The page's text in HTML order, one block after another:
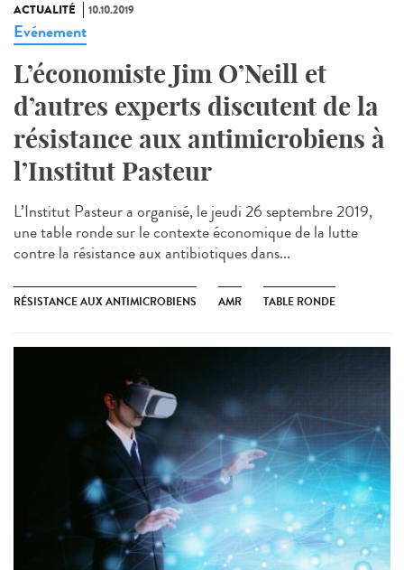
ACTUALITÉ 10.10.2019
Evénement
L’économiste Jim O’Neill et
d’autres experts discutent de la
résistance aux antimicrobiens à
l’Institut Pasteur
L’Institut Pasteur a organisé, le jeudi 26 septembre 2019,
une table ronde sur le contexte économique de la lutte
contre la résistance aux antibiotiques dans...
RÉSISTANCE AUX ANTIMICROBIENS AMR TABLE RONDE